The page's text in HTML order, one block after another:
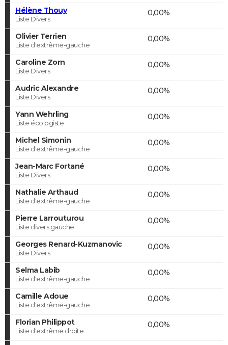
Hélène Thouy
Liste Divers
0,00%
Olivier Terrien
Liste d'extrême-gauche
0,00%
Caroline Zorn
Liste Divers
0,00%
Audric Alexandre
Liste Divers
0,00%
Yann Wehrling
Liste écologiste
0,00%
Michel Simonin
Liste d'extrême-gauche
0,00%
Jean-Marc Fortané
Liste Divers
0,00%
Nathalie Arthaud
Liste d'extrême-gauche
0,00%
Pierre Larrouturou
Liste divers gauche
0,00%
Georges Renard-Kuzmanovic
Liste Divers
0,00%
Selma Labib
Liste d'extrême-gauche
0,00%
Camille Adoue
Liste d'extrême-gauche
0,00%
Florian Philippot
Liste d'extrême droite
0,00%